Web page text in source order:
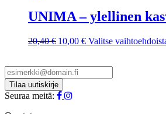
UNIMA – ylellinen
20,40€ Alkuperäinen
20,40 €.
10,00 €Nykyinen
Valitse
Seuraa meitä: